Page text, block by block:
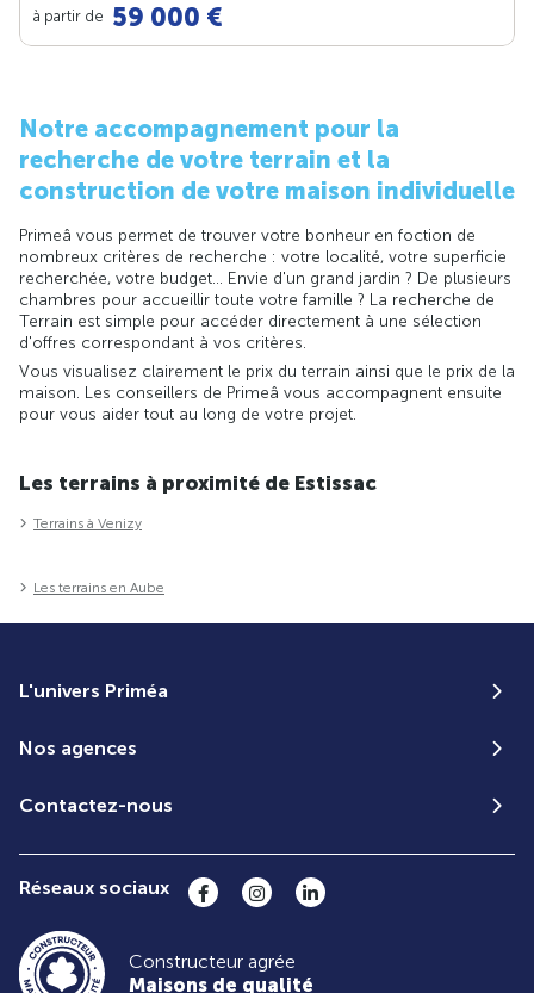
à partir de 59 000 €
Notre accompagnement pour la
recherche de votre terrain et la
construction de votre maison individuelle
Primeâ vous permet de trouver votre bonheur en foction de
nombreux critères de recherche : votre localité, votre superficie
recherchée, votre budget... Envie d'un grand jardin ? De plusieurs
chambres pour accueillir toute votre famille ? La recherche de
Terrain est simple pour accéder directement à une sélection
d'offres correspondant à vos critères.
Vous visualisez clairement le prix du terrain ainsi que le prix de la
maison. Les conseillers de Primeâ vous accompagnent ensuite
pour vous aider tout au long de votre projet.
Les terrains à proximité de Estissac
Terrains à Venizy
Les terrains en Aube
L'univers Priméa
Nos agences
Contactez-nous
Réseaux sociaux
Constructeur agrée
Maisons de qualité